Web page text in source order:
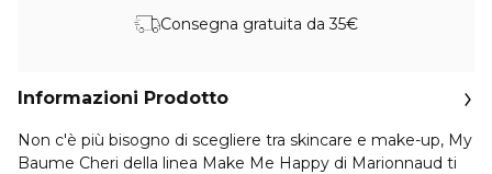
Consegna gratuita da 35€
Informazioni Prodotto
Non c'è più bisogno di scegliere tra skincare e make-up, My
Baume Cheri della linea Make Me Happy di Marionnaud ti